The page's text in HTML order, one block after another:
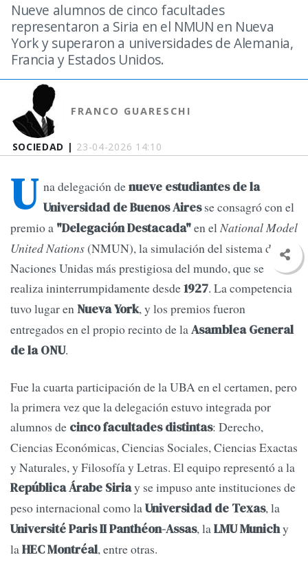
SOCIEDAD | 23-04-2026 14:10
Nueve alumnos de cinco facultades
representaron a Siria en el NMUN en Nueva
York y superaron a universidades de Alemania,
Francia y Estados Unidos.
FRANCO GUARESCHI
U na delegación denueve estudiantes de la
Universidad de Buenos Airesse consagró con el
premio a "Delegación Destacada"en elNational Model
United Nations(NMUN), la simulación del sistema de
Naciones Unidas más prestigiosa del mundo, que se
realiza ininterrumpidamente desde1927. La competencia
tuvo lugar enNueva York, y los premios fueron
entregados en el propio recinto de laAsamblea General
de la ONU.
Fue la cuarta participación de la UBA en el certamen, pero
la primera vez que la delegación estuvo integrada por
alumnos de cinco facultades distintas: Derecho,
Ciencias Económicas, Ciencias Sociales, Ciencias Exactas
y Naturales, y Filosofía y Letras. El equipo representó a la
República Árabe Siriay se impuso ante instituciones de
peso internacional como laUniversidad de Texas, la
Université Paris II Panthéon-Assas, laLMU Munichy
laHEC Montréal, entre otras.